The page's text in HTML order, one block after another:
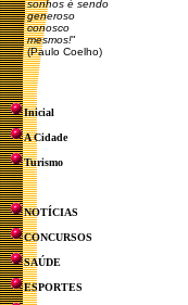
sonhos é sendo
generoso
conosco
mesmos!"
(Paulo Coelho)
Inicial
A Cidade
Turismo
NOTÍCIAS
CONCURSOS
SAÚDE
ESPORTES